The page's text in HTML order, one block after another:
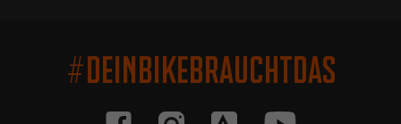
#DEINBIKEBRAUCHTDAS